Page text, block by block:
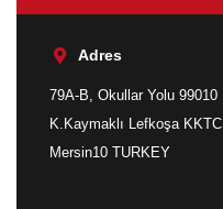
Adres
79A-B, Okullar Yolu 99010
K.Kaymaklı Lefkoşa KKTC
Mersin10 TURKEY